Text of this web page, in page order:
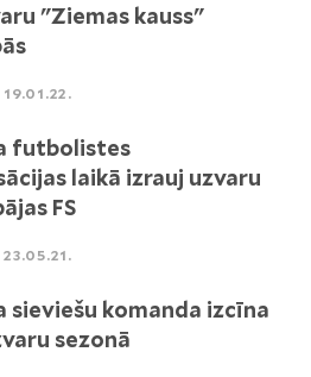
"Ziemas kauss"
futbolistes
laikā izrauj uzvaru
FS
sieviešu komanda izcīna
sezonā